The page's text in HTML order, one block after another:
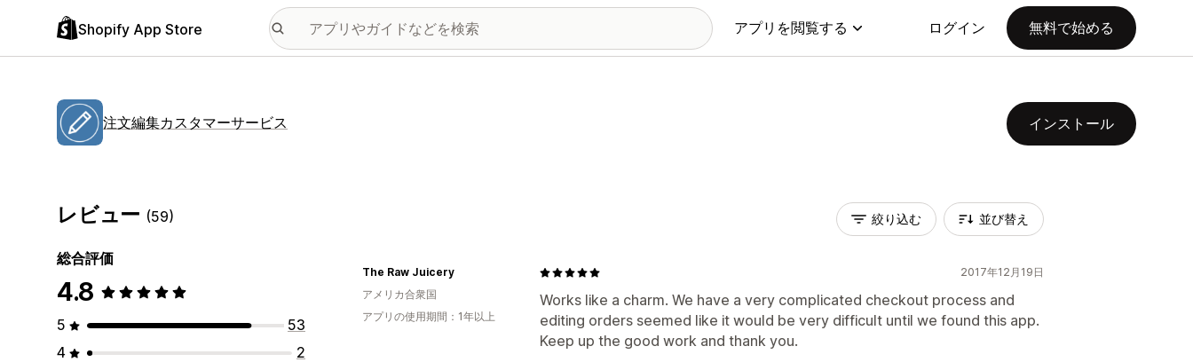
Shopify App Store アプリを閲覧する ログイン 無料で始める
注文編集カスタマーサービス インストール
レビュー (59)
総合評価
4.8
5
53
4
2
絞り込む 並び替え
2017年12月19日
Works like a charm. We have a very complicated checkout process and
editing orders seemed like it would be very difficult until we found this app.
Keep up the good work and thank you.
The Raw Juicery
アメリカ合衆国
アプリの使用期間：1年以上